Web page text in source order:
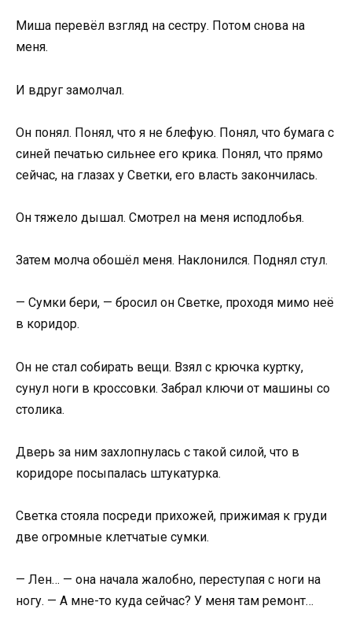
Миша перевёл взгляд на сестру. Потом снова на
меня.
И вдруг замолчал.
Он понял. Понял, что я не блефую. Понял, что бумага с
синей печатью сильнее его крика. Понял, что прямо
сейчас, на глазах у Светки, его власть закончилась.
Он тяжело дышал. Смотрел на меня исподлобья.
Затем молча обошёл меня. Наклонился. Поднял стул.
— Сумки бери, — бросил он Светке, проходя мимо неё
в коридор.
Он не стал собирать вещи. Взял с крючка куртку,
сунул ноги в кроссовки. Забрал ключи от машины со
столика.
Дверь за ним захлопнулась с такой силой, что в
коридоре посыпалась штукатурка.
Светка стояла посреди прихожей, прижимая к груди
две огромные клетчатые сумки.
— Лен… — она начала жалобно, переступая с ноги на
ногу. — А мне-то куда сейчас? У меня там ремонт…